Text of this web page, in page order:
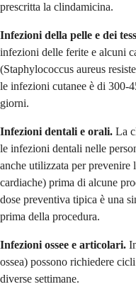
prescritta la clindamicina.
Infezioni della pelle e dei
infezioni delle ferite e alcuni
(Staphylococcus aureus
le infezioni cutanee è di 300-
giorni.
Infezioni dentali e orali. La
le infezioni dentali nelle
anche utilizzata per
cardiache) prima di alcune
dose preventiva tipica è una
prima della procedura.
Infezioni ossee e articolari.
ossea) possono richiedere
diverse settimane.